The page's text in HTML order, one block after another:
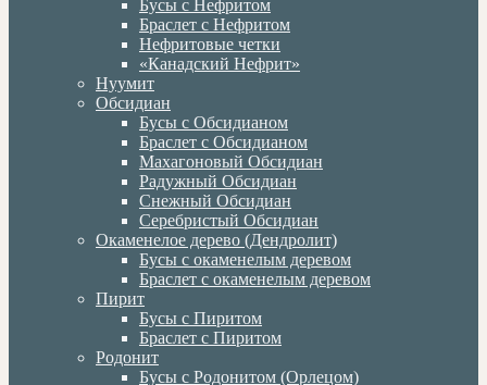
Бусы с Нефритом
Браслет с Нефритом
Нефритовые четки
«Канадский Нефрит»
Нуумит
Обсидиан
Бусы с Обсидианом
Браслет с Обсидианом
Махагоновый Обсидиан
Радужный Обсидиан
Снежный Обсидиан
Серебристый Обсидиан
Окаменелое дерево (Дендролит)
Бусы с окаменелым деревом
Браслет с окаменелым деревом
Пирит
Бусы с Пиритом
Браслет с Пиритом
Родонит
Бусы с Родонитом (Орлецом)